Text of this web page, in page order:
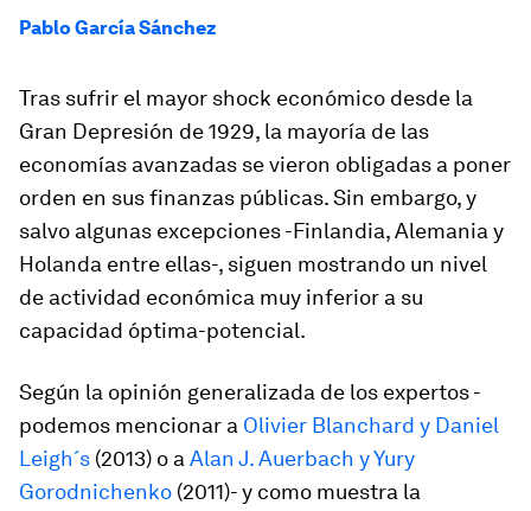
Pablo García Sánchez
Tras sufrir el mayor shock económico desde la
Gran Depresión de 1929, la mayoría de las
economías avanzadas se vieron obligadas a poner
orden en sus finanzas públicas. Sin embargo, y
salvo algunas excepciones -Finlandia, Alemania y
Holanda entre ellas-, siguen mostrando un nivel
de actividad económica muy inferior a su
capacidad óptima-potencial.
Según la opinión generalizada de los expertos -
podemos mencionar a Olivier Blanchard y Daniel
Leigh´s (2013) o a Alan J. Auerbach y Yury
Gorodnichenko (2011)- y como muestra la